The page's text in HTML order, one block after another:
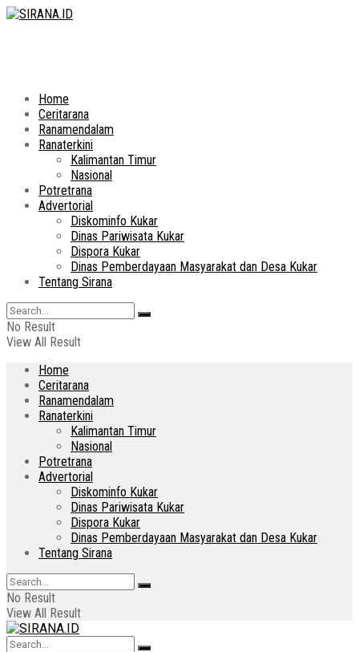
Home
Ceritarana
Ranamendalam
Ranaterkini
Kalimantan Timur
Nasional
Potretrana
Advertorial
Diskominfo Kukar
Dinas Pariwisata Kukar
Dispora Kukar
Dinas Pemberdayaan Masyarakat dan Desa Kukar
Tentang Sirana
No Result
View All Result
Home
Ceritarana
Ranamendalam
Ranaterkini
Kalimantan Timur
Nasional
Potretrana
Advertorial
Diskominfo Kukar
Dinas Pariwisata Kukar
Dispora Kukar
Dinas Pemberdayaan Masyarakat dan Desa Kukar
Tentang Sirana
No Result
View All Result